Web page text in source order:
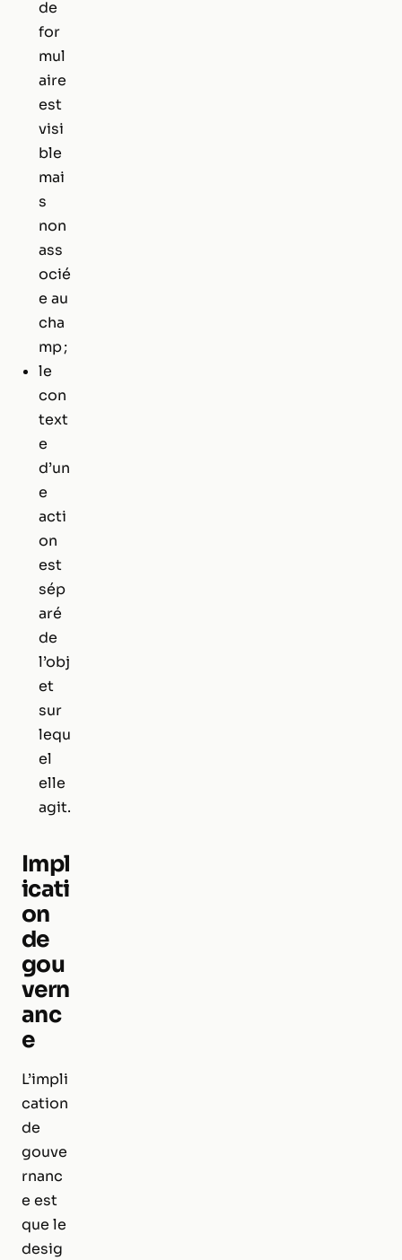
de
for
mul
aire
est
visi
ble
mai
s
non
ass
ocié
e au
cha
mp ;
le
con
text
e
d’un
e
acti
on
est
sép
aré
de
l’obj
et
sur
lequ
el
elle
agit.
Impl
icati
on
de
gou
vern
anc
e
L’impli
cation
de
gouve
rnanc
e est
que le
desig